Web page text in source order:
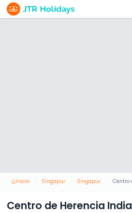
Inicio Singapur Singapur
Centro de Herencia India